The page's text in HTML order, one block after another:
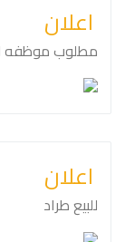
اعلان
مطلوب موظفه
اعلان
للبيع طراد